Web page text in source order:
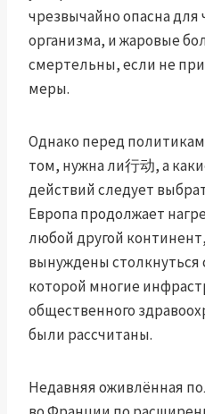
чрезвычайно опасна для
организма, и жаровые
смертельны, если не
меры.
Однако перед
том, нужна ли行动, а
действий следует
Европа продолжает
любой другой
вынуждены столкнуться
которой многие
общественного
были рассчитаны.
Недавняя оживлённая